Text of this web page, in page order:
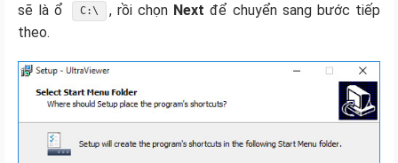
sẽ là ổ
C:\ , rồi chọn Nextđể chuyển sang bước tiếp
theo.